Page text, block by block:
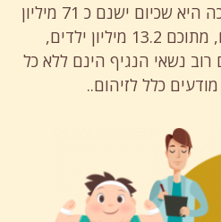
כרונית במבוגרים. ההערכה היא שכיום ישנם כ 71 מיליון
נשאים ברחבי העולם, מתוכם 13.2 מיליון ילדים,
נשאי הנגיף הינם ללא כל
כלל לזיהום..